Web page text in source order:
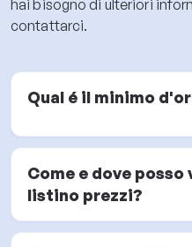
hai bisogno di ulteriori
contattarci.
Qual é il minimo
Come e dove posso
listino prezzi?